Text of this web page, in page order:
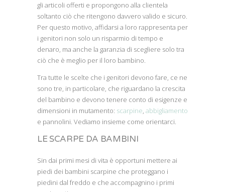
gli articoli offerti e propongono alla clientela
soltanto ciò che ritengono davvero valido e sicuro.
Per questo motivo, affidarsi a loro rappresenta per
i genitori non solo un risparmio di tempo e
denaro, ma anche la garanzia di scegliere solo tra
ciò che è meglio per il loro bambino.
Tra tutte le scelte che i genitori devono fare, ce ne
sono tre, in particolare, che riguardano la crescita
del bambino e devono tenere conto di esigenze e
dimensioni in mutamento: scarpine, abbigliamento
e pannolini. Vediamo insieme come orientarci.
LE SCARPE DA BAMBINI
Sin dai primi mesi di vita è opportuni mettere ai
piedi dei bambini scarpine che proteggano i
piedini dal freddo e che accompagnino i primi